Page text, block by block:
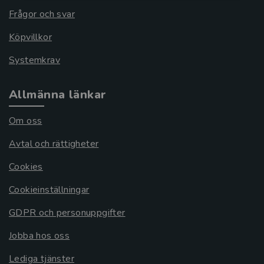
Frågor och svar
Köpvillkor
Systemkrav
Allmänna länkar
Om oss
Avtal och rättigheter
Cookies
Cookieinställningar
GDPR och personuppgifter
Jobba hos oss
Lediga tjänster